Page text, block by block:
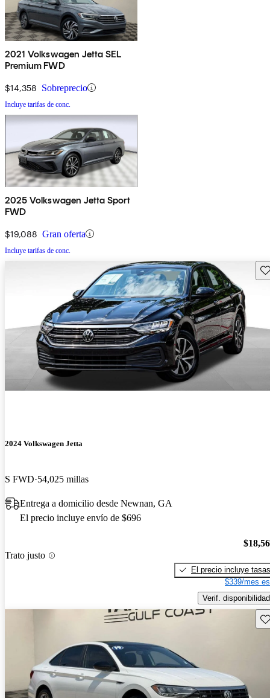
2021 Volkswagen Jetta SEL
Premium FWD
$14,358 Sobreprecio
Incluye tarifas de conc.
2025 Volkswagen Jetta Sport
FWD
$19,088 Gran oferta
Incluye tarifas de conc.
2024 Volkswagen Jetta
S FWD 54,025 millas
Entrega a domicilio desde Newnan, GA
El precio incluye envío de $696
Trato justo
El precio incluye tasas
$339/mes
Verif. disponibilidad